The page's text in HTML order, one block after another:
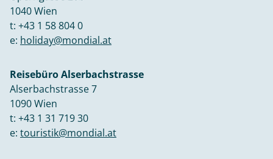
1040 Wien
t: +43 1 58 804 0
e: holiday@mondial.at
Reisebüro Alserbachstrasse
Alserbachstrasse 7
1090 Wien
t: +43 1 31 719 30
e: touristik@mondial.at